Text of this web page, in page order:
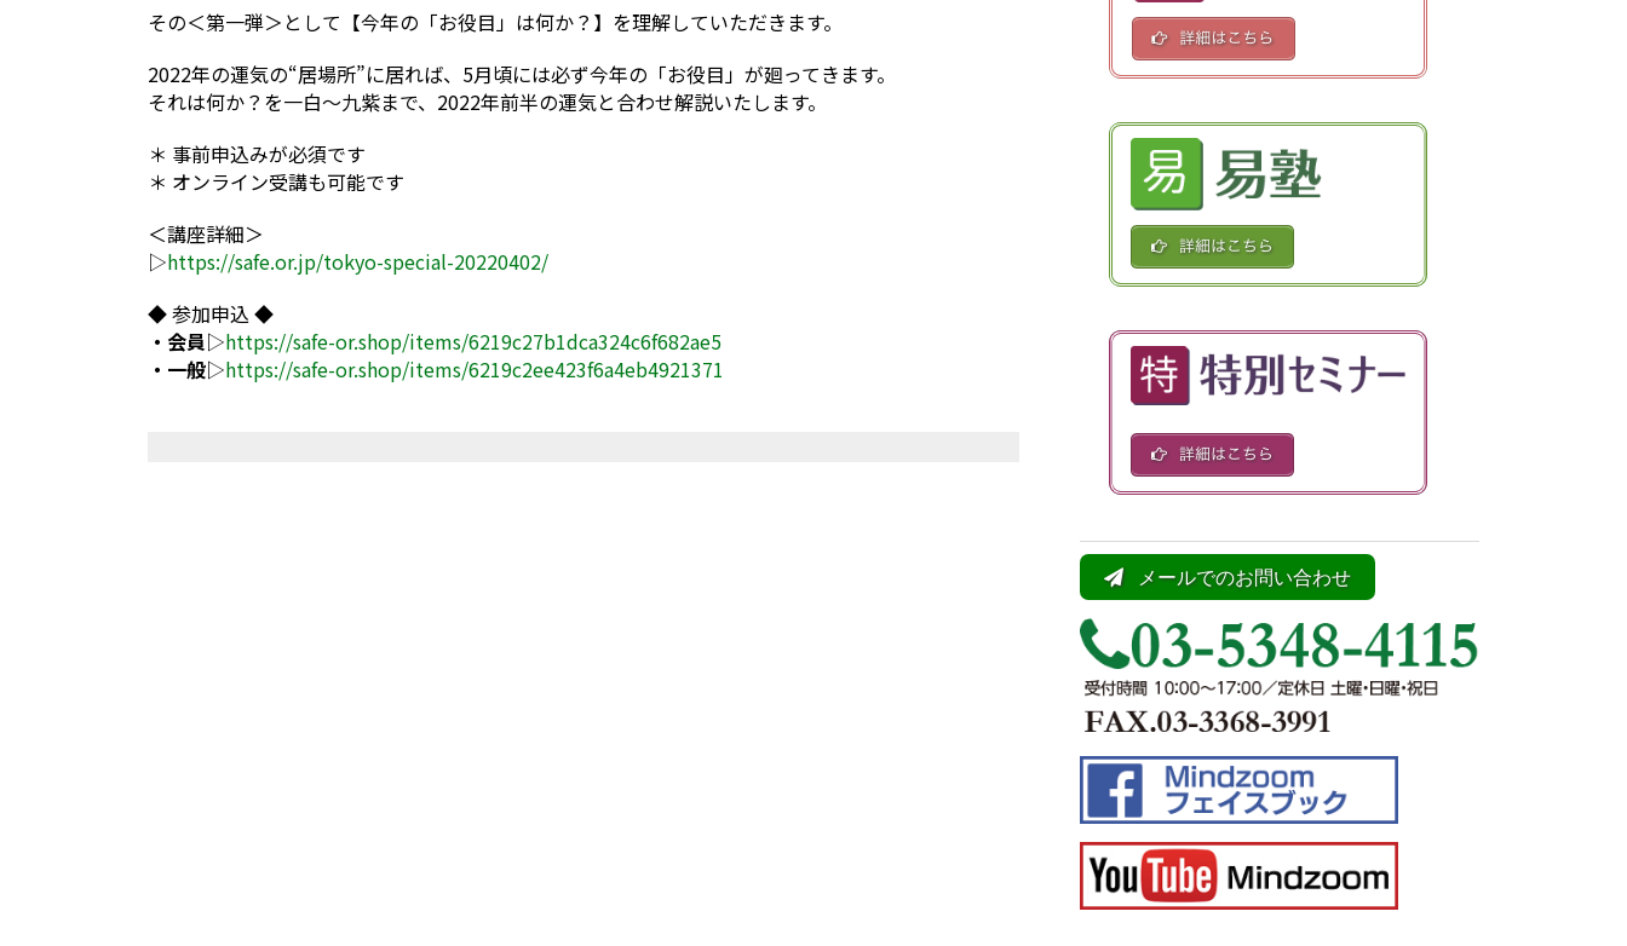
その＜第一弾＞として【今年の「お役目」は何か？】を理解していただきます。
2022年の運気の“居場所”に居れば、5月頃には必ず今年の「お役目」が廻ってきます。
それは何か？を一白～九紫まで、2022年前半の運気と合わせ解説いたします。
＊ 事前申込みが必須です
＊ オンライン受講も可能です
＜講座詳細＞
▷https://safe.or.jp/tokyo-special-20220402/
◆ 参加申込 ◆
・会員▷https://safe-or.shop/items/6219c27b1dca324c6f682ae5
・一般▷https://safe-or.shop/items/6219c2ee423f6a4eb4921371
メールでのお問い合わせ